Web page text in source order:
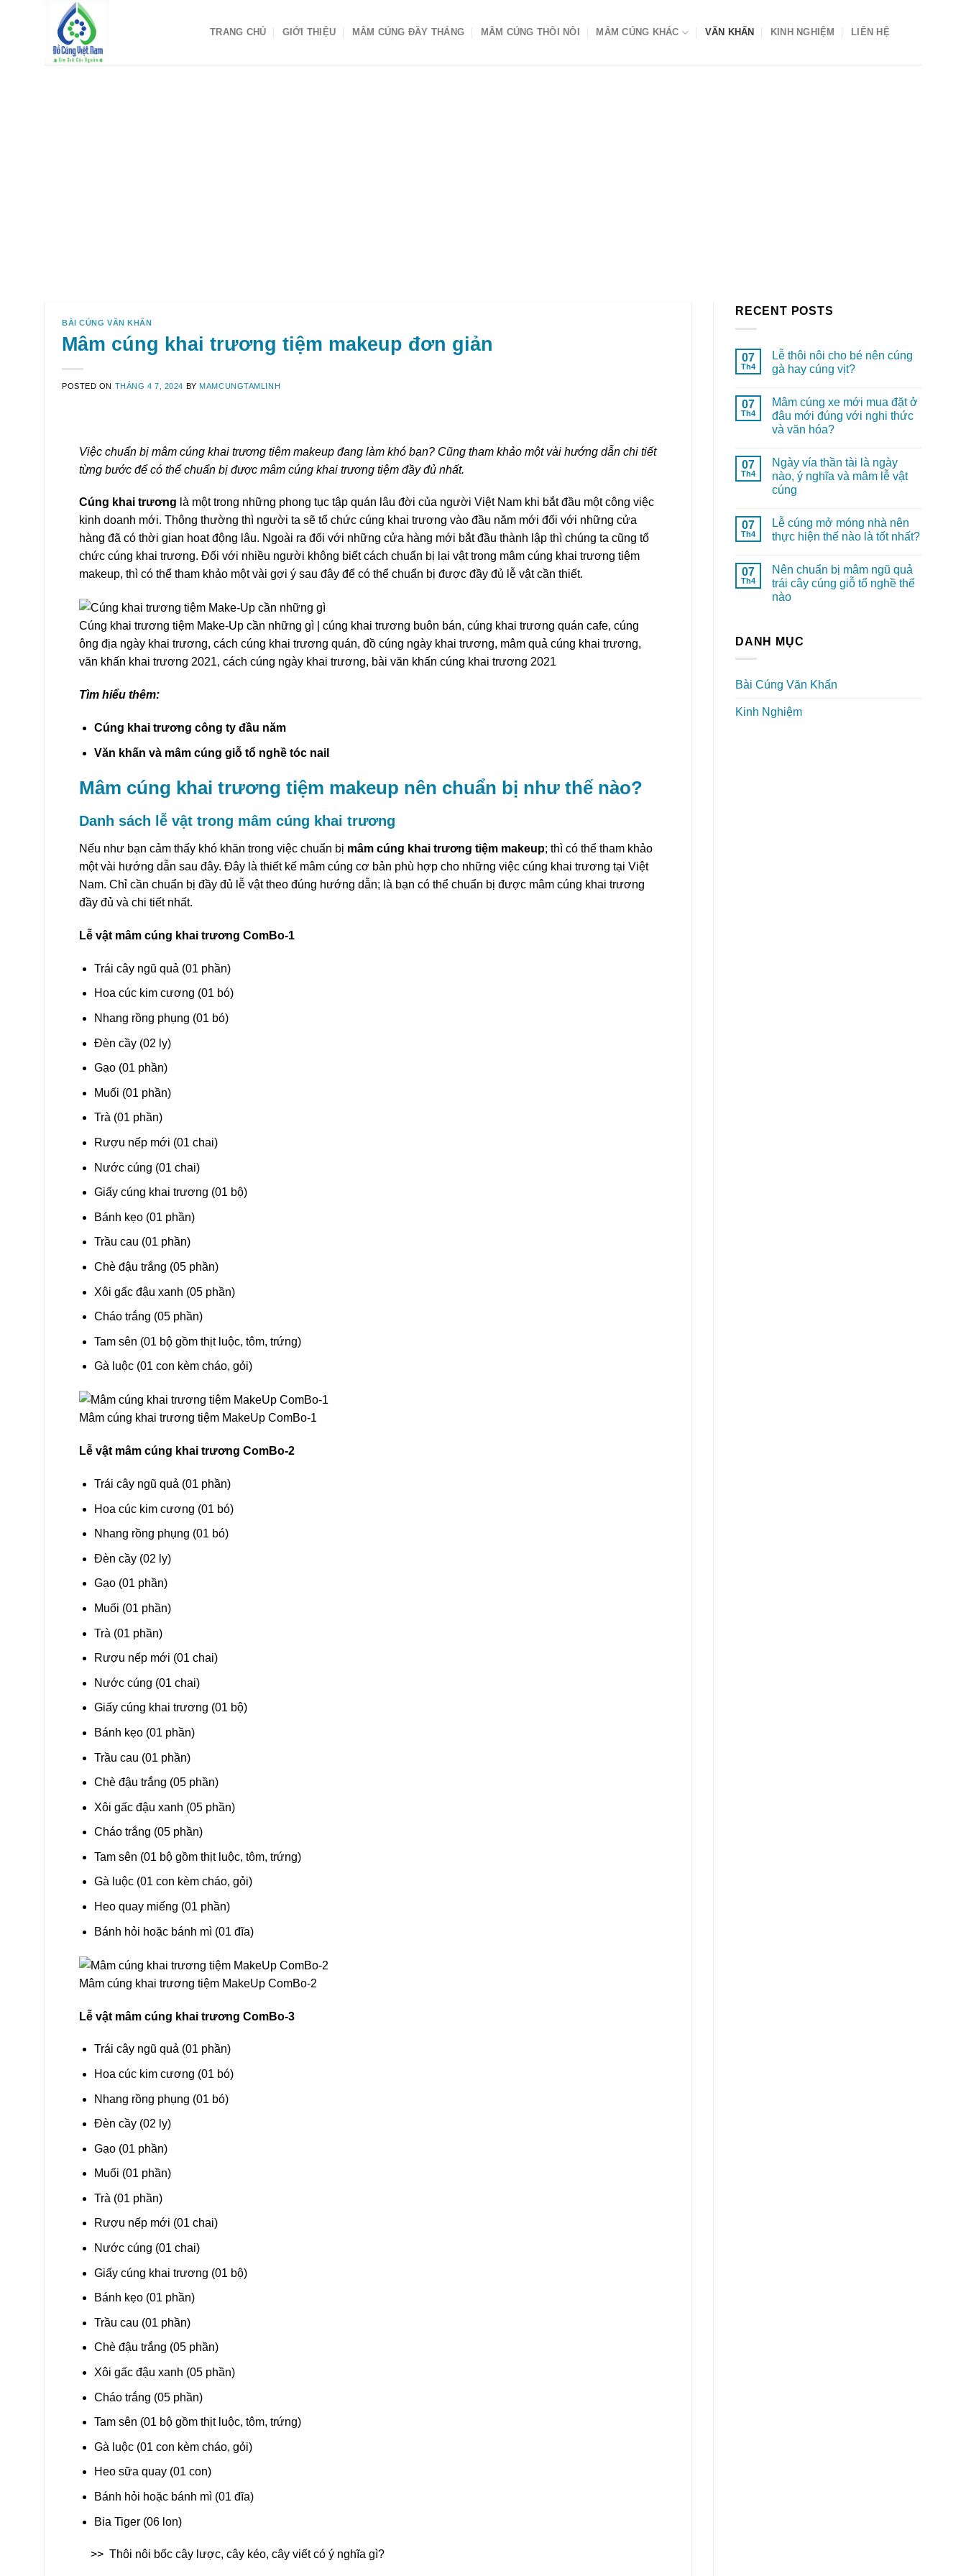
TRANG CHỦ GIỚI THIỆU MÂM CÚNG ĐẦY THÁNG MÂM CÚNG THÔI NÔI MÂM CÚNG KHÁC VĂN KHẤN KINH NGHIỆM LIÊN HỆ
BÀI CÚNG VĂN KHẤN
Mâm cúng khai trương tiệm makeup đơn giản
POSTED ON THÁNG 4 7, 2024 BYMAMCUNGTAMLINH
Việc chuẩn bị mâm cúng khai trương tiệm makeup đang làm khó bạn? Cũng tham khảo một vài hướng dẫn chi tiết
từng bước để có thể chuẩn bị được mâm cúng khai trương tiệm đầy đủ nhất.
Cúng khai trương là một trong những phong tục tập quán lâu đời của người Việt Nam khi bắt đầu một công việc
kinh doanh mới. Thông thường thì người ta sẽ tổ chức cúng khai trương vào đầu năm mới đối với những cửa
hàng đã có thời gian hoạt động lâu. Ngoài ra đối với những cửa hàng mới bắt đầu thành lập thì chúng ta cũng tổ
chức cúng khai trương. Đối với nhiều người không biết cách chuẩn bị lại vật trong mâm cúng khai trương tiệm
makeup, thì có thể tham khảo một vài gợi ý sau đây để có thể chuẩn bị được đầy đủ lễ vật cần thiết.
Cúng khai trương tiệm Make-Up cần những gì | cúng khai trương buôn bán, cúng khai trương quán cafe, cúng
ông địa ngày khai trương, cách cúng khai trương quán, đồ cúng ngày khai trương, mâm quả cúng khai trương,
văn khấn khai trương 2021, cách cúng ngày khai trương, bài văn khấn cúng khai trương 2021
Tìm hiểu thêm:
Cúng khai trương công ty đầu năm
Văn khấn và mâm cúng giỗ tổ nghề tóc nail
Mâm cúng khai trương tiệm makeup nên chuẩn bị như thế nào?
Danh sách lễ vật trong mâm cúng khai trương
Nếu như bạn cảm thấy khó khăn trong việc chuẩn bị mâm cúng khai trương tiệm makeup; thì có thể tham khảo
một vài hướng dẫn sau đây. Đây là thiết kế mâm cúng cơ bản phù hợp cho những việc cúng khai trương tại Việt
Nam. Chỉ cần chuẩn bị đầy đủ lễ vật theo đúng hướng dẫn; là bạn có thể chuẩn bị được mâm cúng khai trương
đầy đủ và chi tiết nhất.
Lễ vật mâm cúng khai trương ComBo-1
Trái cây ngũ quả (01 phần)
Hoa cúc kim cương (01 bó)
Nhang rồng phụng (01 bó)
Đèn cầy (02 ly)
Gạo (01 phần)
Muối (01 phần)
Trà (01 phần)
Rượu nếp mới (01 chai)
Nước cúng (01 chai)
Giấy cúng khai trương (01 bộ)
Bánh kẹo (01 phần)
Trầu cau (01 phần)
Chè đậu trắng (05 phần)
Xôi gấc đậu xanh (05 phần)
Cháo trắng (05 phần)
Tam sên (01 bộ gồm thịt luộc, tôm, trứng)
Gà luộc (01 con kèm cháo, gỏi)
Mâm cúng khai trương tiệm MakeUp ComBo-1
Lễ vật mâm cúng khai trương ComBo-2
Trái cây ngũ quả (01 phần)
Hoa cúc kim cương (01 bó)
Nhang rồng phụng (01 bó)
Đèn cầy (02 ly)
Gạo (01 phần)
Muối (01 phần)
Trà (01 phần)
Rượu nếp mới (01 chai)
Nước cúng (01 chai)
Giấy cúng khai trương (01 bộ)
Bánh kẹo (01 phần)
Trầu cau (01 phần)
Chè đậu trắng (05 phần)
Xôi gấc đậu xanh (05 phần)
Cháo trắng (05 phần)
Tam sên (01 bộ gồm thịt luộc, tôm, trứng)
Gà luộc (01 con kèm cháo, gỏi)
Heo quay miếng (01 phần)
Bánh hỏi hoặc bánh mì (01 đĩa)
Mâm cúng khai trương tiệm MakeUp ComBo-2
Lễ vật mâm cúng khai trương ComBo-3
Trái cây ngũ quả (01 phần)
Hoa cúc kim cương (01 bó)
Nhang rồng phụng (01 bó)
Đèn cầy (02 ly)
Gạo (01 phần)
Muối (01 phần)
Trà (01 phần)
Rượu nếp mới (01 chai)
Nước cúng (01 chai)
Giấy cúng khai trương (01 bộ)
Bánh kẹo (01 phần)
Trầu cau (01 phần)
Chè đậu trắng (05 phần)
Xôi gấc đậu xanh (05 phần)
Cháo trắng (05 phần)
Tam sên (01 bộ gồm thịt luộc, tôm, trứng)
Gà luộc (01 con kèm cháo, gỏi)
Heo sữa quay (01 con)
Bánh hỏi hoặc bánh mì (01 đĩa)
Bia Tiger (06 lon)
>> Thôi nôi bốc cây lược, cây kéo, cây viết có ý nghĩa gì?
RECENT POSTS
07
Th4
Lễ thôi nôi cho bé nên cúng
gà hay cúng vịt?
07
Th4
Mâm cúng xe mới mua đặt ở
đâu mới đúng với nghi thức
và văn hóa?
07
Th4
Ngày vía thần tài là ngày
nào, ý nghĩa và mâm lễ vật
cúng
07
Th4
Lễ cúng mở móng nhà nên
thực hiện thế nào là tốt nhất?
07
Th4
Nên chuẩn bị mâm ngũ quả
trái cây cúng giỗ tổ nghề thế
nào
DANH MỤC
Bài Cúng Văn Khấn
Kinh Nghiệm